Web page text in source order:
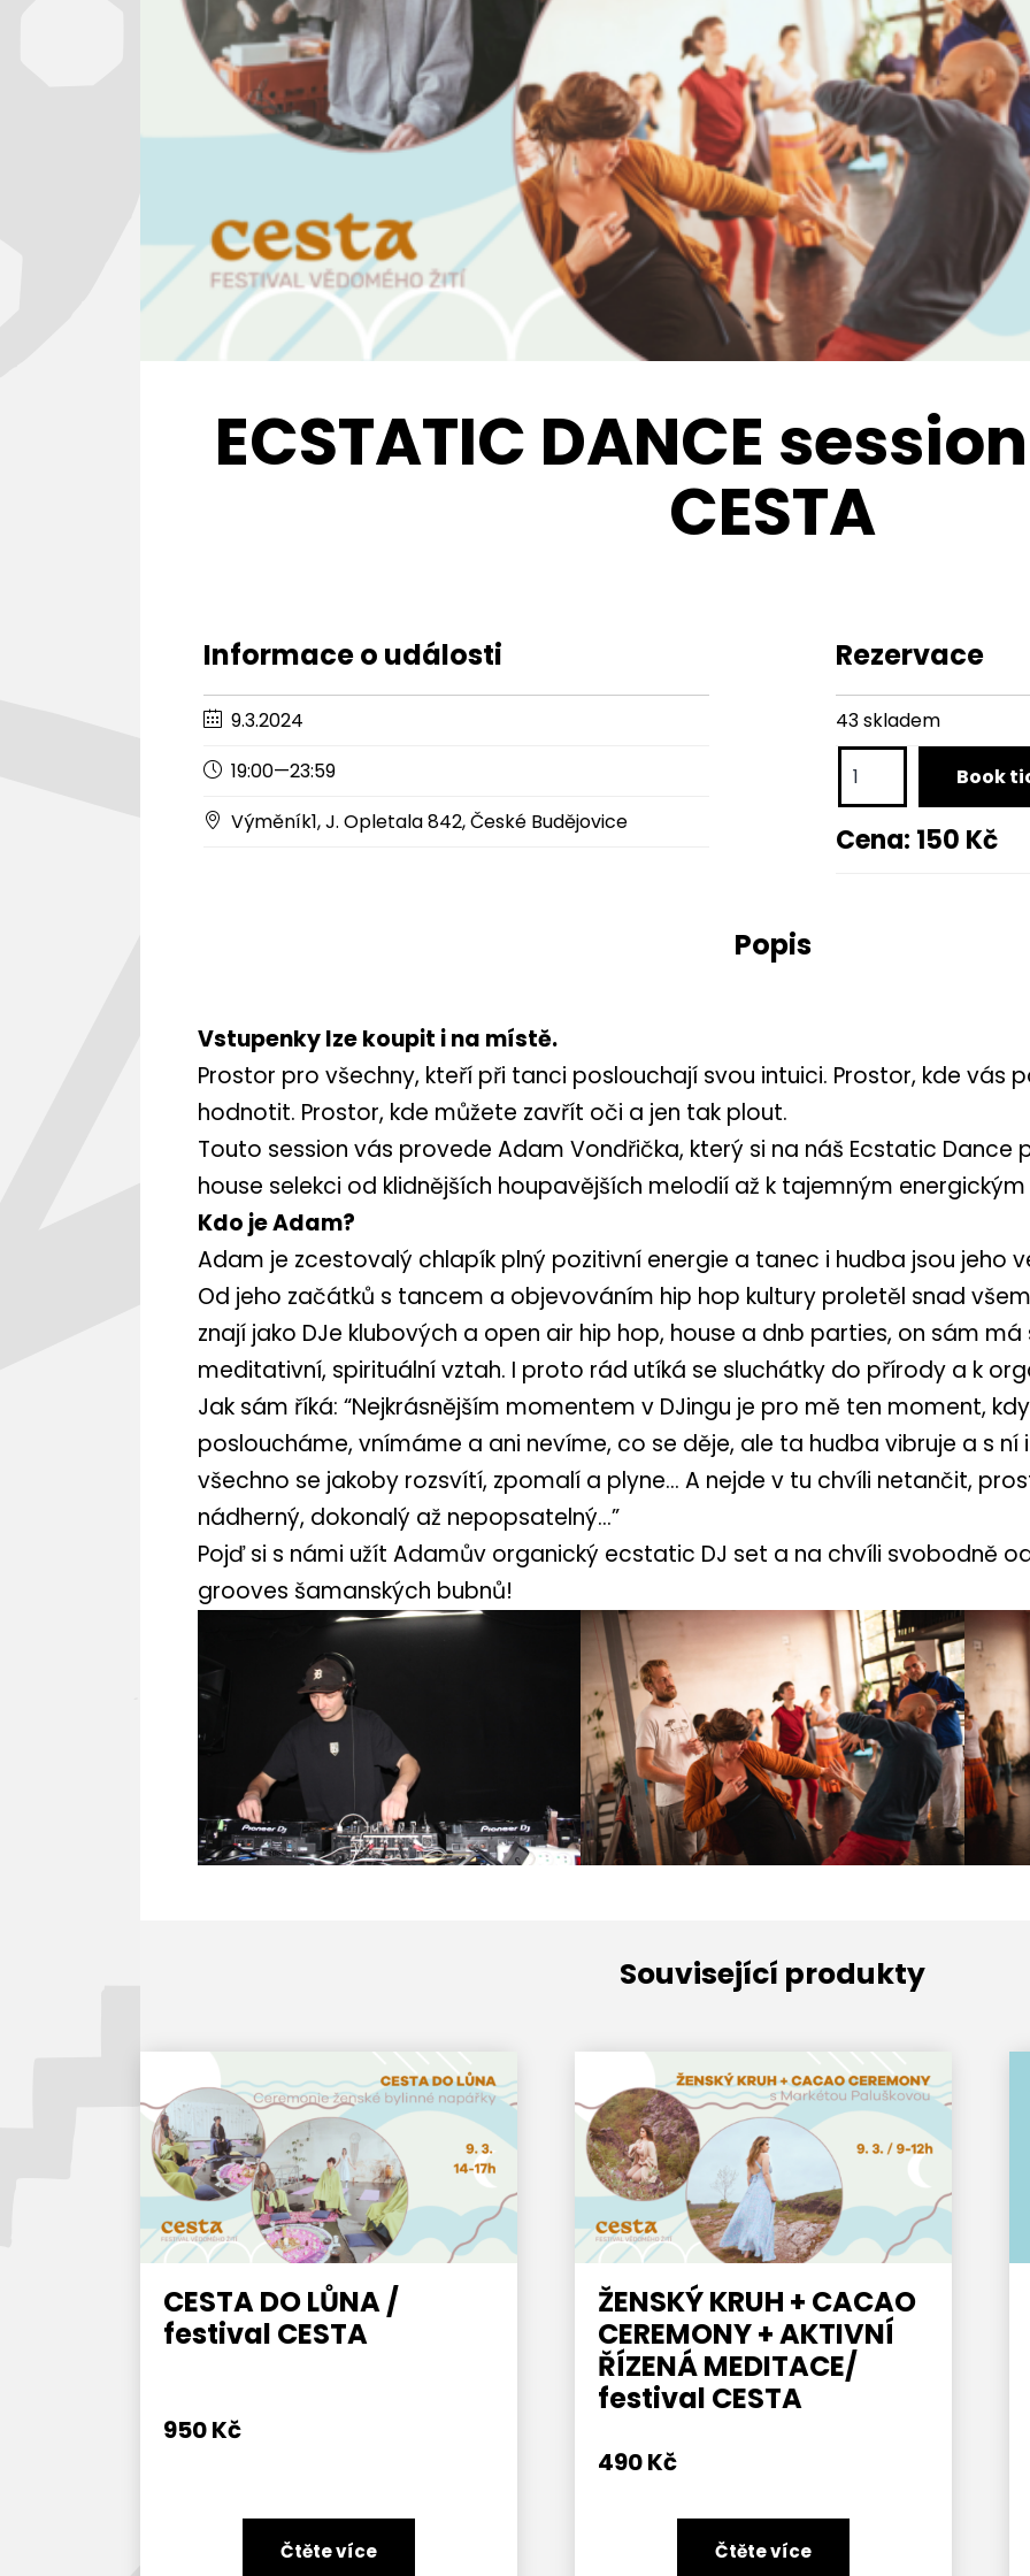
ECSTATIC DANCE
CESTA
Informace o události
9.3.2024
19:00—23:59
Výměník1, J. Opletala 842, České Budějovice
Rezervace
43 skladem
session
Book
Cena: 150 Kč
Popis
Vstupenky lze koupit i na místě.
Prostor pro všechny, kteří při tanci poslouchají svou intuici. Prostor, kde vás
hodnotit. Prostor, kde můžete zavřít oči a jen tak plout.
Touto session vás provede Adam Vondřička, který si na náš Ecstatic Dance
house selekci od klidnějších houpavějších melodií až k tajemným
Kdo je Adam?
Adam je zcestovalý chlapík plný pozitivní energie a tanec i hudba jsou jeho
Od jeho začátků s tancem a objevováním hip hop kultury proletěl snad
znají jako DJe klubových a open air hip hop, house a dnb parties, on sám
meditativní, spirituální vztah. I proto rád utíká se sluchátky do přírody a k
Jak sám říká: “Nejkrásnějším momentem v DJingu je pro mě ten moment,
posloucháme, vnímáme a ani nevíme, co se děje, ale ta hudba vibruje a s ní
všechno se jakoby rozsvítí, zpomalí a plyne… A nejde v tu chvíli netančit,
nádherný, dokonalý až nepopsatelný…”
Pojď si s námi užít Adamův organický ecstatic DJ set a na chvíli svobodně
grooves šamanských bubnů!
Související produkty
CESTA DO LŮNA /
festival CESTA
950Kč
Čtěte více
ŽENSKÝ KRUH + CACAO
CEREMONY + AKTIVNÍ
ŘÍZENÁ MEDITACE/
festival CESTA
490Kč
Čtěte více